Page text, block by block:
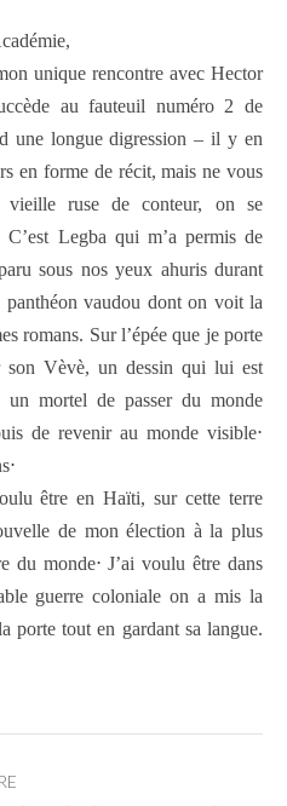
unique rencontre avec Hector
au fauteuil numéro 2 de
une longue digression – il y en
en forme de récit, mais ne vous
ruse de conteur, on se
Legba qui m’a permis de
sous nos yeux ahuris durant
vaudou dont on voit la
romans. Sur l’épée que je porte
son Vèvè, un dessin qui lui est
un mortel de passer du monde
de revenir au monde visible⋅
être en Haïti, sur cette terre
de mon élection à la plus
du monde⋅ J’ai voulu être dans
guerre coloniale on a mis la
porte tout en gardant sa langue.